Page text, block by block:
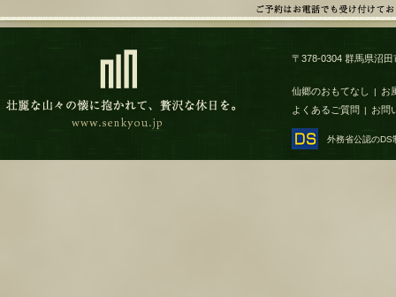
〒378-0304 群馬県沼
仙郷のおもてなし |
お
よくあるご質問 | お問
外務省公認のDS